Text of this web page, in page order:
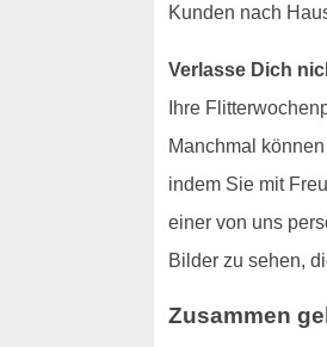
Kunden nach
Verlasse Dich
Ihre
Manchmal
indem Sie mit
einer von uns
Bilder zu sehen,
Zusammen